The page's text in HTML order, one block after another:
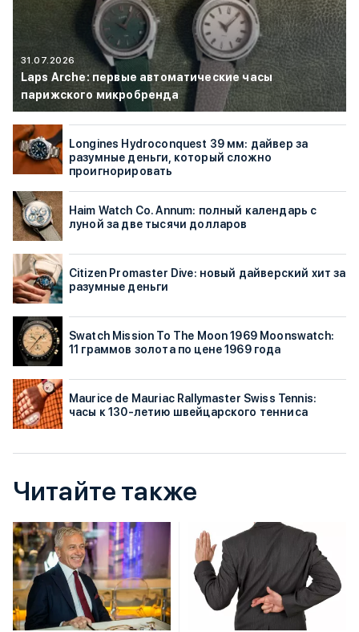
31.07.2026
Laps Arche: первые автоматические часы
парижского микробренда
Longines Hydroconquest 39 мм: дайвер за
разумные деньги, который сложно
проигнорировать
Haim Watch Co. Annum: полный календарь с
луной за две тысячи долларов
Citizen Promaster Dive: новый дайверский хит за
разумные деньги
Swatch Mission To The Moon 1969 Moonswatch:
11 граммов золота по цене 1969 года
Maurice de Mauriac Rallymaster Swiss Tennis:
часы к 130-летию швейцарского тенниса
Читайте также